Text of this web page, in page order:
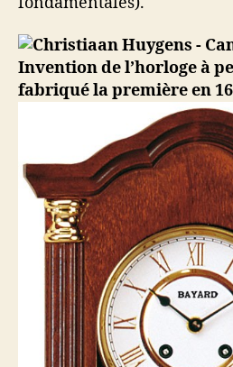
Invention de l’horloge à
fabriqué la première en